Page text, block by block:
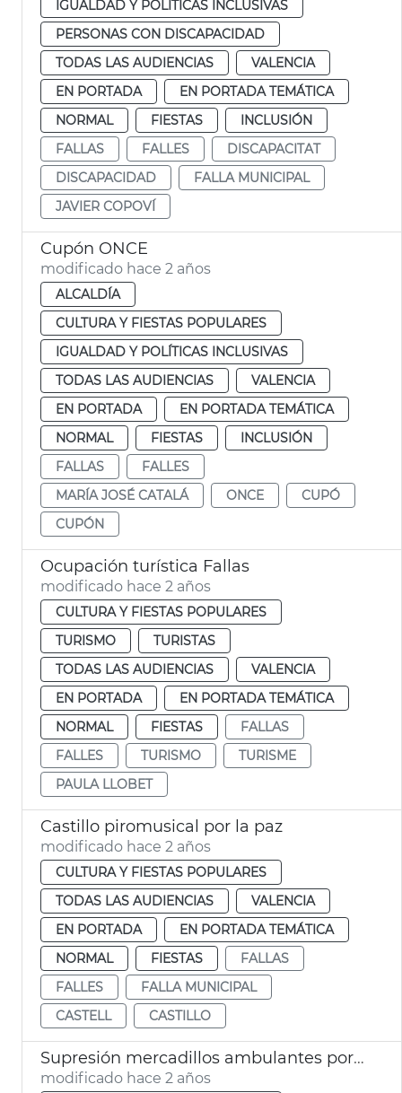
IGUALDAD Y POLÍTICAS INCLUSIVAS
PERSONAS CON DISCAPACIDAD
TODAS LAS AUDIENCIAS
VALENCIA
EN PORTADA
EN PORTADA TEMÁTICA
NORMAL
FIESTAS
INCLUSIÓN
FALLAS
FALLES
DISCAPACITAT
DISCAPACIDAD
FALLA MUNICIPAL
JAVIER COPOVÍ
Cupón ONCE
modificado hace 2 años
ALCALDÍA
CULTURA Y FIESTAS POPULARES
IGUALDAD Y POLÍTICAS INCLUSIVAS
TODAS LAS AUDIENCIAS
VALENCIA
EN PORTADA
EN PORTADA TEMÁTICA
NORMAL
FIESTAS
INCLUSIÓN
FALLAS
FALLES
MARÍA JOSÉ CATALÁ
ONCE
CUPÓ
CUPÓN
Ocupación turística Fallas
modificado hace 2 años
CULTURA Y FIESTAS POPULARES
TURISMO
TURISTAS
TODAS LAS AUDIENCIAS
VALENCIA
EN PORTADA
EN PORTADA TEMÁTICA
NORMAL
FIESTAS
FALLAS
FALLES
TURISMO
TURISME
PAULA LLOBET
Castillo piromusical por la paz
modificado hace 2 años
CULTURA Y FIESTAS POPULARES
TODAS LAS AUDIENCIAS
VALENCIA
EN PORTADA
EN PORTADA TEMÁTICA
NORMAL
FIESTAS
FALLAS
FALLES
FALLA MUNICIPAL
CASTELL
CASTILLO
Supresión mercadillos ambulantes por Fallas
modificado hace 2 años